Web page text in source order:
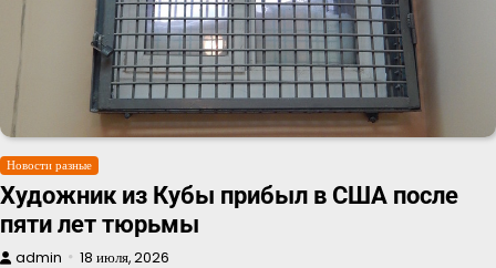
Новости разные
Художник из Кубы прибыл в США после
пяти лет тюрьмы
admin 18 июля, 2026